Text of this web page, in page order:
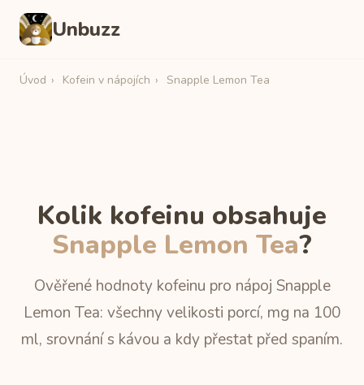
Unbuzz
Úvod › Kofein v nápojích › Snapple Lemon Tea
Kolik kofeinu obsahuje
Snapple Lemon Tea?
Ověřené hodnoty kofeinu pro nápoj Snapple
Lemon Tea: všechny velikosti porcí, mg na 100
ml, srovnání s kávou a kdy přestat před spaním.